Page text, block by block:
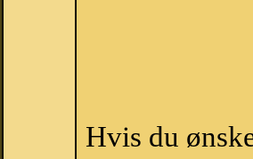
Hvis du